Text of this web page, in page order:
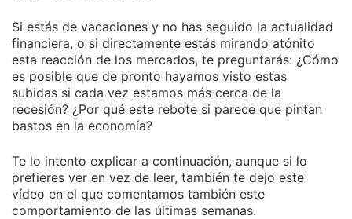
Si estás de vacaciones y no has seguido la actualidad
financiera, o si directamente estás mirando atónito
esta reacción de los mercados, te preguntarás: ¿Cómo
es posible que de pronto hayamos visto estas
subidas si cada vez estamos más cerca de la
recesión? ¿Por qué este rebote si parece que pintan
bastos en la economía?
Te lo intento explicar a continuación, aunque si lo
prefieres ver en vez de leer, también te dejo este
vídeo en el que comentamos también este
comportamiento de las últimas semanas.